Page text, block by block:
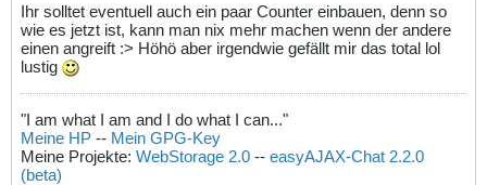
Ihr solltet eventuell auch ein paar Counter einbauen, denn so
wie es jetzt ist, kann man nix mehr machen wenn der andere
einen angreift :> Höhö aber irgendwie gefällt mir das total lol
lustig
"I am what I am and I do what I can..."
Meine HP -- Mein GPG-Key
Meine Projekte: WebStorage 2.0 -- easyAJAX-Chat 2.2.0
(beta)